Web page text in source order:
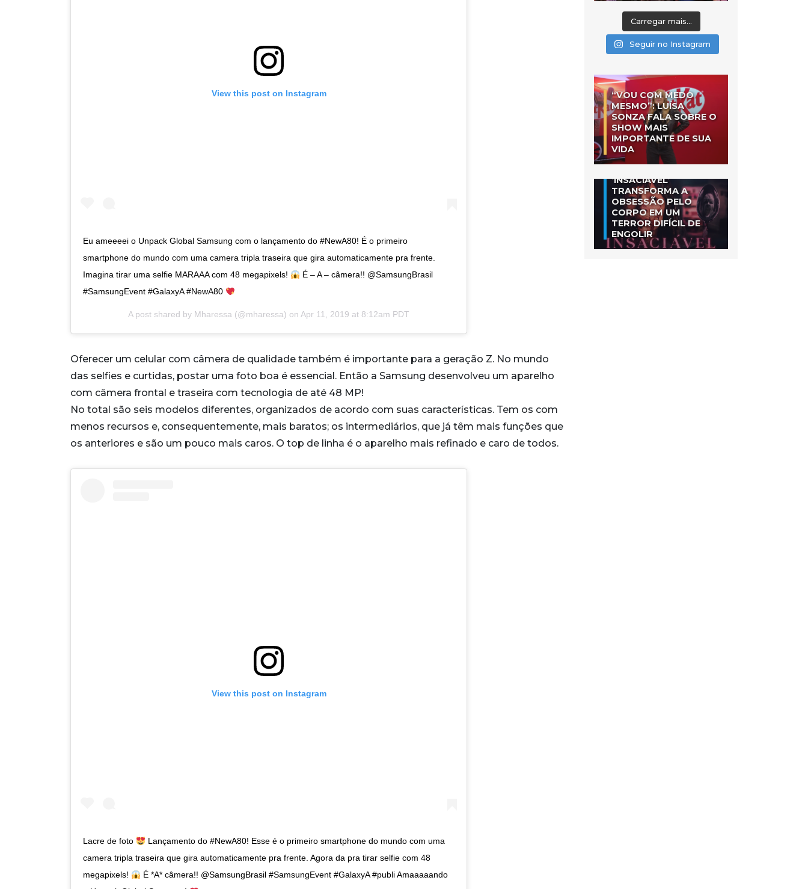
View this post on Instagram
Eu ameeeei o Unpack Global Samsung com o lançamento do #NewA80! É o primeiro
smartphone do mundo com uma camera tripla traseira que gira automaticamente pra frente.
Imagina tirar uma selfie MARAAA com 48 megapixels!
É – A – câmera!! @SamsungBrasil
#SamsungEvent #GalaxyA #NewA80
A post shared by Mharessa (@mharessa) on Apr 11, 2019 at 8:12am PDT
Oferecer um celular com câmera de qualidade também é importante para a geração Z. No mundo
das selfies e curtidas, postar uma foto boa é essencial. Então a Samsung desenvolveu um aparelho
com câmera frontal e traseira com tecnologia de até 48 MP!
No total são seis modelos diferentes, organizados de acordo com suas características. Tem os com
menos recursos e, consequentemente, mais baratos; os intermediários, que já têm mais funções que
os anteriores e são um pouco mais caros. O top de linha é o aparelho mais refinado e caro de todos.
View this post on Instagram
Lacre de foto
Lançamento do #NewA80! Esse é o primeiro smartphone do mundo com uma
camera tripla traseira que gira automaticamente pra frente. Agora da pra tirar selfie com 48
megapixels!
É *A* câmera!! @SamsungBrasil #SamsungEvent #GalaxyA #publi Amaaaaando
Carregar mais...
Seguir no Instagram
“VOU COM MEDO
MESMO”: LUÍSA
SONZA FALA SOBRE O
SHOW MAIS
IMPORTANTE DE SUA
VIDA
‘INSACIÁVEL’
TRANSFORMA A
OBSESSÃO PELO
CORPO EM UM
TERROR DIFÍCIL DE
ENGOLIR